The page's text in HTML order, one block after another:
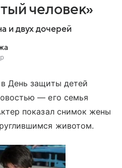
человек»
и двух дочерей
в День защиты детей
— его семья
показал снимок жены
животом.